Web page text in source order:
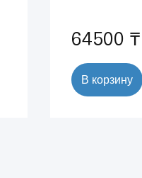
64500 ₸
В корзину